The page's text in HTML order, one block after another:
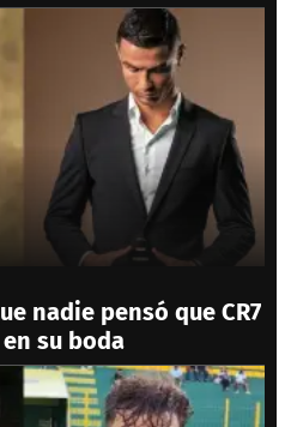
nadie pensó que CR7
su boda